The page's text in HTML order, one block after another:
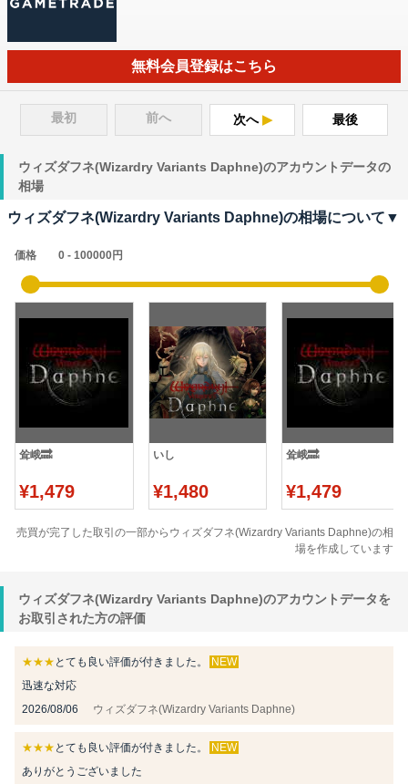
無料会員登録はこちら
最初 前へ 次へ 最後
ウィズダフネ(Wizardry Variants Daphne)のアカウントデータの
相場
ウィズダフネ(Wizardry Variants Daphne)の相場について▼
価格
耸峨🔜
¥1,479
いし
¥1,480
耸峨🔜
¥1,479
売買が完了した取引の一部からウィズダフネ(Wizardry Variants Daphne)の相
場を作成しています
ウィズダフネ(Wizardry Variants Daphne)のアカウントデータを
お取引された方の評価
★★★ とても良い評価が付きました。
NEW
迅速な対応
2026/08/06
ウィズダフネ(Wizardry Variants Daphne)
★★★ とても良い評価が付きました。
NEW
ありがとうございました